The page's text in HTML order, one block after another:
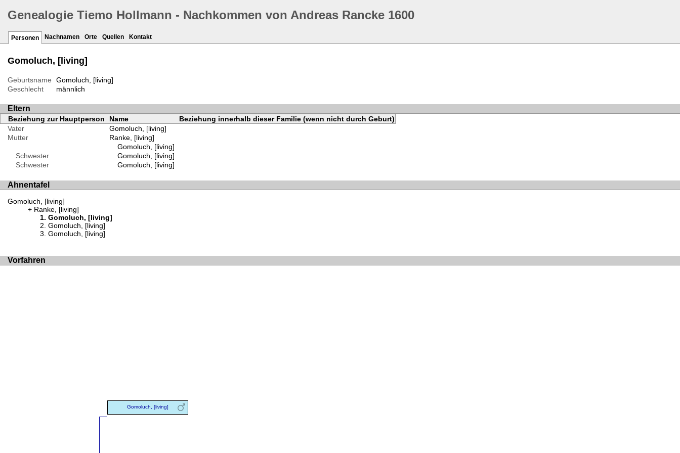
Genealogie Tiemo Hollmann - Nachkommen von Andreas Rancke 1600
Personen Nachnamen Orte Quellen Kontakt
Gomoluch, [living]
Geburtsname
Gomoluch, [living]
Geschlecht
männlich
Eltern
Beziehung zur Hauptperson Name
Beziehung innerhalb dieser Familie (wenn nicht durch Geburt)
Vater
Gomoluch, [living]
Mutter
Ranke, [living]
Gomoluch, [living]
Schwester
Gomoluch, [living]
Schwester
Gomoluch, [living]
Ahnentafel
Gomoluch, [living]
Ranke, [living]
Gomoluch, [living]
Gomoluch, [living]
Gomoluch, [living]
Vorfahren
Gomoluch, [living]